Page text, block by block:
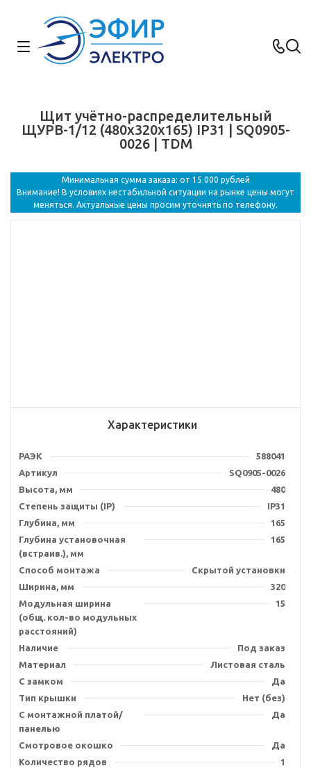
Щит учётно-распределительный
ЩУРВ-1/12 (480х320х165) IP31 | SQ0905-
0026 | TDM
Минимальная сумма заказа: от 15 000 рублей
Внимание! В условиях нестабильной ситуации на рынке цены могут
меняться. Актуальные цены просим уточнять по телефону.
Характеристики
РАЭК
588041
Артикул
SQ0905-0026
Высота, мм
480
Степень защиты (IP)
IP31
Глубина, мм
165
Глубина установочная
(встраив.), мм
165
Способ монтажа
Скрытой установки
Ширина, мм
320
Модульная ширина
(общ. кол-во модульных
расстояний)
15
Наличие
Под заказ
Материал
Листовая сталь
С замком
Да
Тип крышки
Нет (без)
С монтажной платой/
панелью
Да
Смотровое окошко
Да
Количество рядов
1